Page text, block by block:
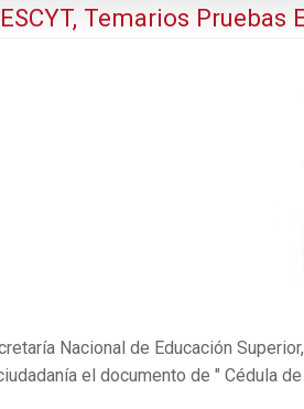
Temarios Pruebas
Nacional de Educación
el documento de " Cédula